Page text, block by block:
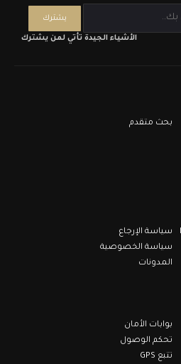
الأشياء الجيدة تأتي لمن يشترك
بحث متقدم
سياسة الإرجاع
سياسة الخصوصية
المدونات
بوابات الأمان
تحكم الوصول
تتبع GPS